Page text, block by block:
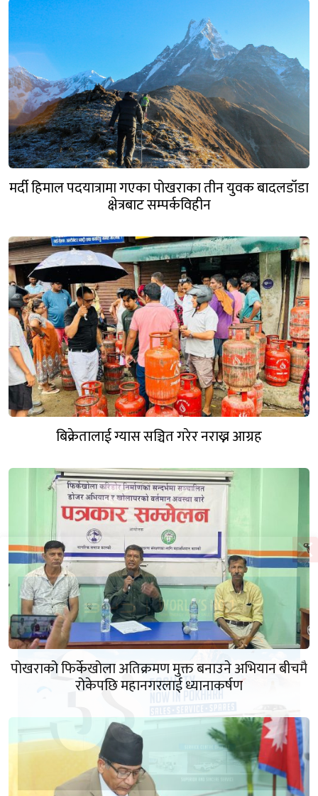
मर्दी हिमाल पदयात्रामा गएका पोखराका तीन युवक बादलडाँडा
क्षेत्रबाट सम्पर्कविहीन
बिक्रेतालाई ग्यास सञ्चित गरेर नराख्न आग्रह
पोखराको फिर्केखोला अतिक्रमण मुक्त बनाउने अभियान बीचमै
रोकेपछि महानगरलाई ध्यानाकर्षण